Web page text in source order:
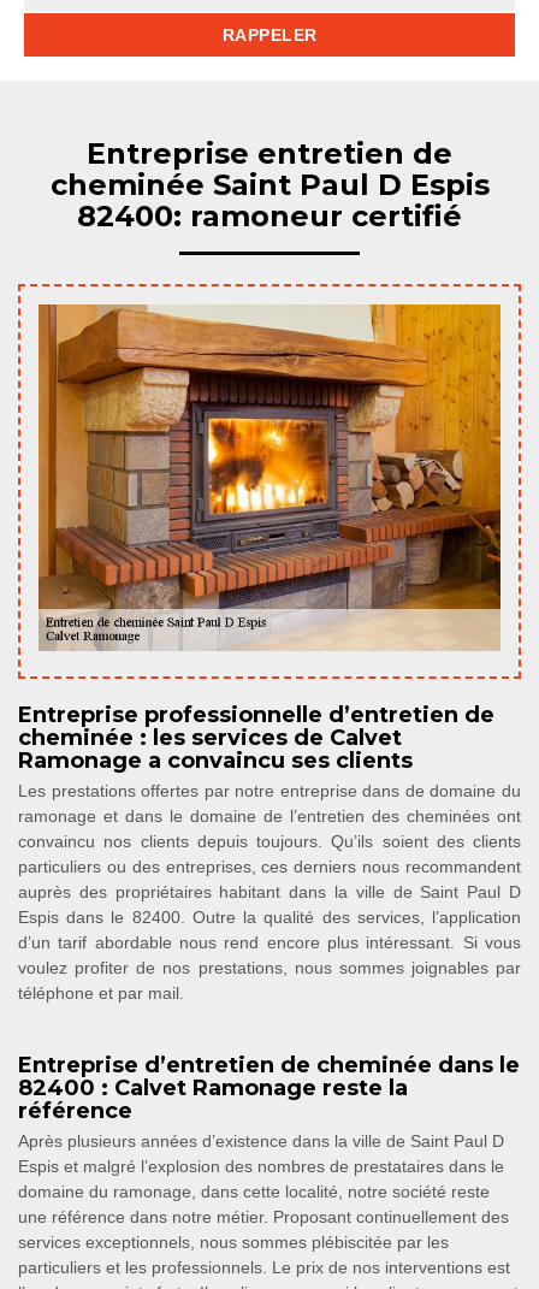
Entreprise entretien de
cheminée Saint Paul D Espis
82400: ramoneur certifié
Entreprise professionnelle d’entretien de
cheminée : les services de Calvet
Ramonage a convaincu ses clients
Les prestations offertes par notre entreprise dans de domaine du
ramonage et dans le domaine de l’entretien des cheminées ont
convaincu nos clients depuis toujours. Qu’ils soient des clients
particuliers ou des entreprises, ces derniers nous recommandent
auprès des propriétaires habitant dans la ville de Saint Paul D
Espis dans le 82400. Outre la qualité des services, l’application
d’un tarif abordable nous rend encore plus intéressant. Si vous
voulez profiter de nos prestations, nous sommes joignables par
téléphone et par mail.
Entreprise d’entretien de cheminée dans le
82400 : Calvet Ramonage reste la
référence
Après plusieurs années d’existence dans la ville de Saint Paul D
Espis et malgré l’explosion des nombres de prestataires dans le
domaine du ramonage, dans cette localité, notre société reste
une référence dans notre métier. Proposant continuellement des
services exceptionnels, nous sommes plébiscitée par les
particuliers et les professionnels. Le prix de nos interventions est